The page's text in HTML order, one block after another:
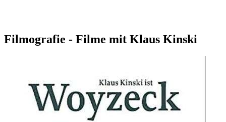
Filmografie - Filme mit Klaus Kinski